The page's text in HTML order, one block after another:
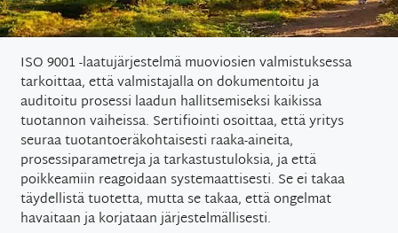
ISO 9001 -laatujärjestelmä muoviosien valmistuksessa
tarkoittaa, että valmistajalla on dokumentoitu ja
auditoitu prosessi laadun hallitsemiseksi kaikissa
tuotannon vaiheissa. Sertifiointi osoittaa, että yritys
seuraa tuotantoeräkohtaisesti raaka-aineita,
prosessiparametreja ja tarkastustuloksia, ja että
poikkeamiin reagoidaan systemaattisesti. Se ei takaa
täydellistä tuotetta, mutta se takaa, että ongelmat
havaitaan ja korjataan järjestelmällisesti.